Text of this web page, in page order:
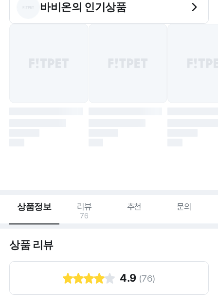
바비온의 인기상품
상품정보 리뷰
76
추천 문의
상품 리뷰
4.9 (76)